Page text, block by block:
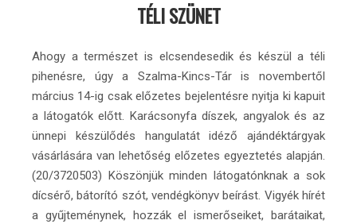
TÉLI SZÜNET
Ahogy a természet is elcsendesedik és készül a téli
pihenésre, úgy a Szalma-Kincs-Tár is novembertől
március 14-ig csak előzetes bejelentésre nyitja ki kapuit
a látogatók előtt. Karácsonyfa díszek, angyalok és az
ünnepi készülődés hangulatát idéző ajándéktárgyak
vásárlására van lehetőség előzetes egyeztetés alapján.
(20/3720503) Köszönjük minden látogatónknak a sok
dícsérő, bátorító szót, vendégkönyv beírást. Vigyék hírét
a gyűjteménynek, hozzák el ismerőseiket, barátaikat,